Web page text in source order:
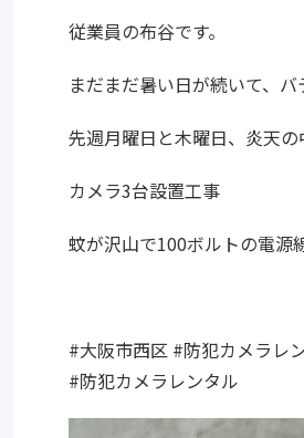
従業員の布谷です。
まだまだ暑い日が続いて、バ
先週月曜日と木曜日、炎天の
カメラ3台設置工事
蚊が沢山で100ボルトの電
#大阪市西区 #防犯カメラレ
#防犯カメラレンタル